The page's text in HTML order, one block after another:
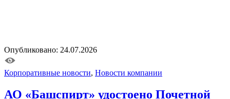
Опубликовано: 24.07.2026
Корпоративные новости, Новости компании
АО «Башспирт» удостоено Почетной